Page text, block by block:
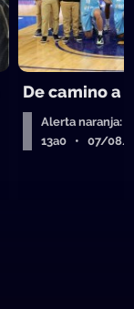
De camino a
Alerta naranja:
13a0 • 07/08/